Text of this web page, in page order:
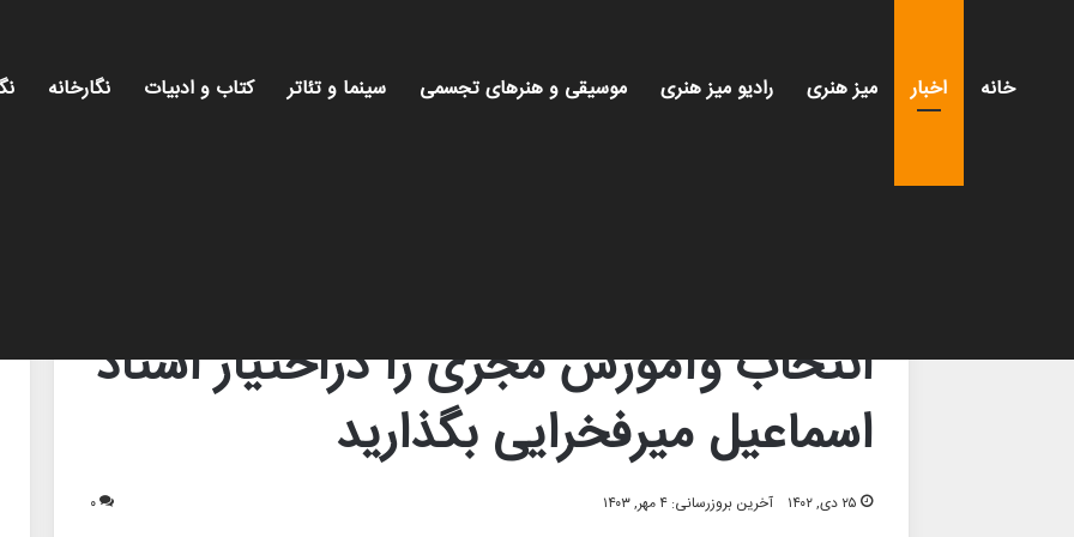
خانه اخبار میز هنری رادیو میز هنری موسیقی و هنرهای تجسمی سینما و تئاتر کتاب و ادبیات نگارخانه
انتخاب وآموزش مجری را دراختیار استاد
اسماعیل میرفخرایی بگذارید
۲۵ دی, ۱۴۰۲ آخرین بروزرسانی: ۴ مهر, ۱۴۰۳ ۰